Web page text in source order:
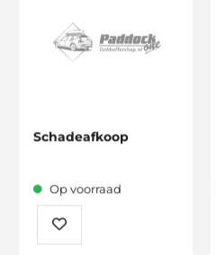
Schadeafkoop
Op voorraad